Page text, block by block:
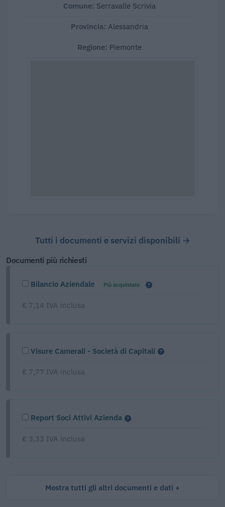
Comune: Serravalle Scrivia
Provincia: Alessandria
Regione: Piemonte
Tutti i documenti e servizi disponibili →
Documenti più richiesti
Bilancio Aziendale Più acquistato
€ 7,14 IVA inclusa
Visure Camerali - Società di Capitali
€ 7,77 IVA inclusa
Report Soci Attivi Azienda
€ 3,33 IVA inclusa
Mostra tutti gli altri documenti e dati